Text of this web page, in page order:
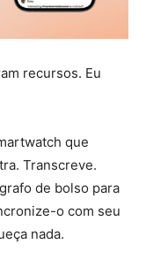
recursos. Eu
que
Transcreve.
de bolso para
o com seu
nada.